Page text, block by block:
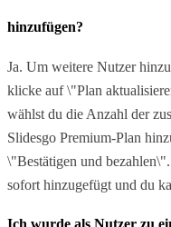
hinzufügen?
Ja. Um weitere Nutzer
klicke auf \"Plan
wählst du die Anzahl der
Slidesgo Premium-Plan
\"Bestätigen und
sofort hinzugefügt und du
Ich wurde als Nutzer zu